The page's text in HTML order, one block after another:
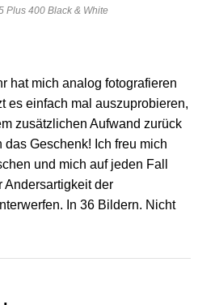
Plus 400 Black & White
hat mich analog fotografieren
es einfach mal auszuprobieren,
zusätzlichen Aufwand zurück
Geschenk! Ich freu mich
und mich auf jeden Fall
Andersartigkeit der
In 36 Bildern. Nicht